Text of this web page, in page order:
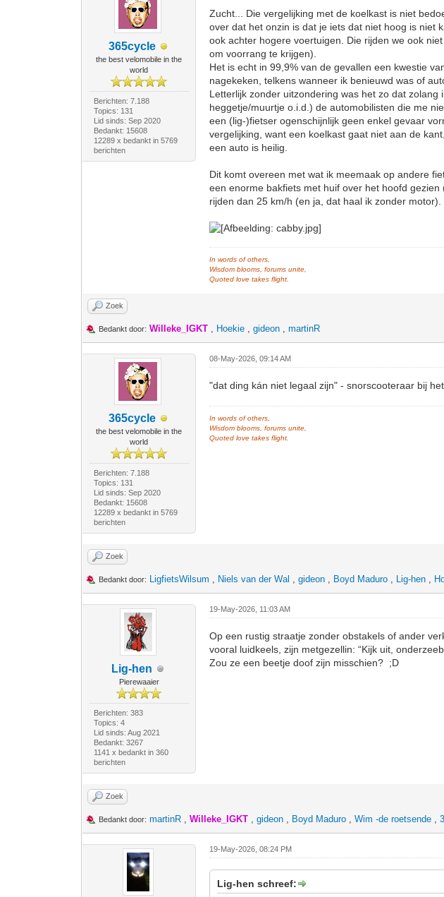
365cycle
the best velomobile in the
world
Berichten: 7.188
Topics: 131
Lid sinds: Sep 2020
Bedankt: 15608
12289 x bedankt in 5769
berichten
Zucht... Die vergelijking met de koelkast is niet
over dat het onzin is dat je iets dat niet hoog is niet
ook achter hogere voertuigen. Die rijden we ook
om voorrang te krijgen).
Het is echt in 99,9% van de gevallen een kwestie
nagekeken, telkens wanneer ik benieuwd was of
Letterlijk zonder uitzondering was het zo dat
heggetje/muurtje o.i.d.) de automobilisten die me
een (lig-)fietser ogenschijnlijk geen enkel gevaar
vergelijking, want een koelkast gaat niet aan de
een auto is heilig.
Dit komt overeen met wat ik meemaak op andere
een enorme bakfiets met huif over het hoofd
rijden dan 25 km/h (en ja, dat haal ik zonder motor).
In words of others,
Wisdom blooms, forums unite,
Quoted love takes flight.
Zoek
Bedankt door: Willeke_IGKT , Hoekie ,gideon ,martinR
365cycle
the best velomobile in the
world
Berichten: 7.188
Topics: 131
Lid sinds: Sep 2020
Bedankt: 15608
12289 x bedankt in 5769
berichten
08-May-2026, 09:14 AM
"dat ding kán niet legaal zijn" - snorscooteraar bij
In words of others,
Wisdom blooms, forums unite,
Quoted love takes flight.
Zoek
Bedankt door: LigfietsWilsum , Niels van der Wal ,gideon , Boyd Maduro , Lig-hen ,
Lig-hen
Pierewaaier
Berichten: 383
Topics: 4
Lid sinds: Aug 2021
Bedankt: 3267
1141 x bedankt in 360
berichten
19-May-2026, 11:03 AM
Op een rustig straatje zonder obstakels of ander
vooral luidkeels, zijn metgezellin: “Kijk uit,
Zou ze een beetje doof zijn misschien? ;D
Zoek
Bedankt door: martinR ,Willeke_IGKT ,gideon , Boyd Maduro ,Wim -de roetsende ,
19-May-2026, 08:24 PM
Lig-hen schreef: